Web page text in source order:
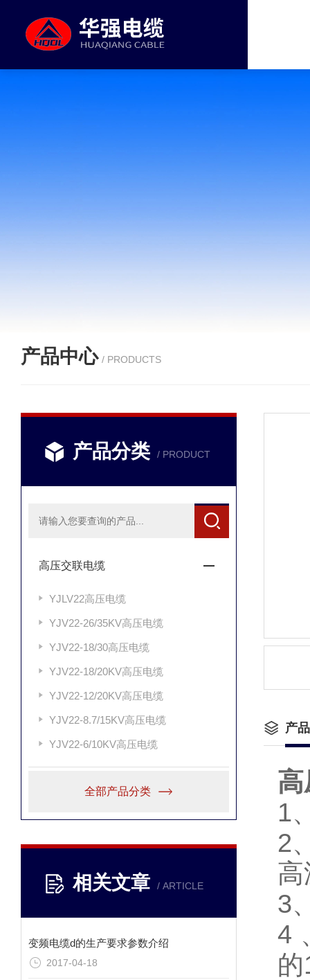
产品中心 / PRODUCTS
产品分类 / PRODUCT
高压交联电缆
YJLV22高压电缆
YJV22-26/35KV高压电缆
YJV22-18/30高压电缆
YJV22-18/20KV高压电缆
YJV22-12/20KV高压电缆
YJV22-8.7/15KV高压电缆
YJV22-6/10KV高压电缆
全部产品分类
相关文章 / ARTICLE
变频电缆d的生产要求参数介绍
2017-04-18
产
1
2
3
4